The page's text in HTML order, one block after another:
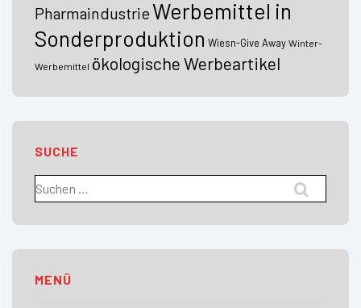
PharmaindustrieWerbemittel in
Sonderproduktion Wiesn-Give Away Winter-
Werbemittel ökologische Werbeartikel
SUCHE
nach:
MENÜ